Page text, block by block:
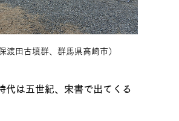
渡田古墳群、群馬県高崎市）
代は五世紀、宋書で出てくる